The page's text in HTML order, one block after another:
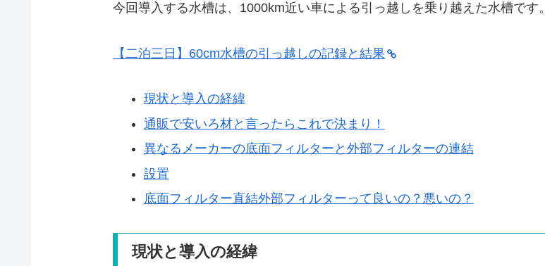
今回導入する水槽は、1000km近い車による引っ越しを乗り越えた水槽です。
【二泊三日】60cm水槽の引っ越しの記録と結果
現状と導入の経緯
通販で安いろ材と言ったらこれで決まり！
異なるメーカーの底面フィルターと外部フィルターの連結
設置
底面フィルター直結外部フィルターって良いの？悪いの？
現状と導入の経緯